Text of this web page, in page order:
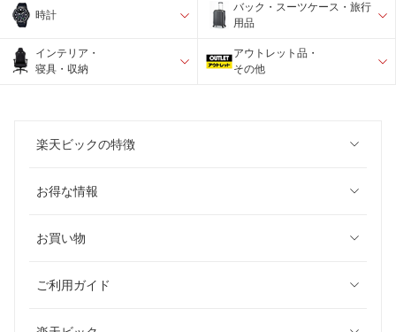
時計
バック・スーツケース・旅行
用品
インテリア・
寝具・収納
アウトレット品・
その他
楽天ビックの特徴
お得な情報
お買い物
ご利用ガイド